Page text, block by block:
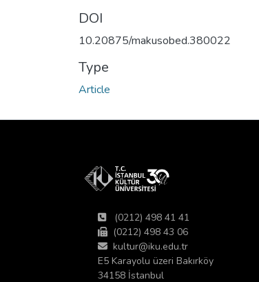
DOI
10.20875/makusobed.380022
Type
Article
(0212) 498 41 41
(0212) 498 43 06
kultur@iku.edu.tr
E5 Karayolu üzeri Bakırköy
34158 İstanbul